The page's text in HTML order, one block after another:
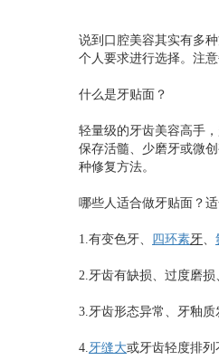
说到口腔美容其实有多
个人要求进行选择。注
什么是牙贴面？
轻量级的牙齿美容高手
保存活髓、少磨牙或微
种修复方法。
哪些人适合做牙贴面？
1.有变色牙、 四环素牙、
2.牙齿有缺损、过度磨
3.牙齿形态异常、牙釉
4.牙缝大或牙齿轻度排